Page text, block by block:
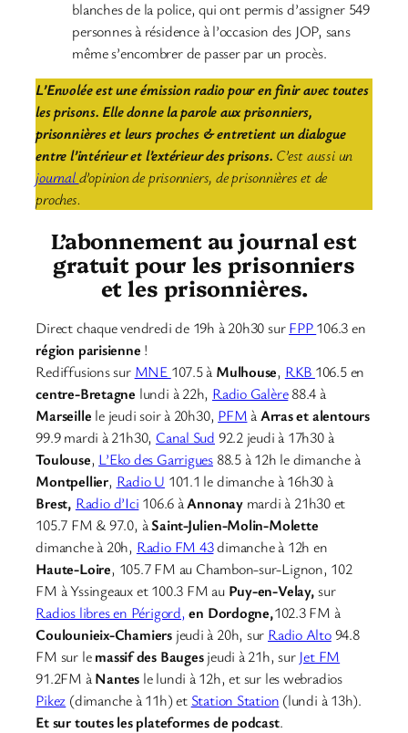
blanches de la police, qui ont permis d’assigner 549
personnes à résidence à l’occasion des JOP, sans
même s’encombrer de passer par un procès.
L’Envolée est une émission radio pour en finir avec toutes
les prisons. Elle donne la parole aux prisonniers,
prisonnières et leurs proches & entretient un dialogue
entre l’intérieur et l’extérieur des prisons. C’est aussi un
journald’opinion de prisonniers, de prisonnières et de
proches.
L’abonnement au journal est
gratuit pour les prisonniers
et les prisonnières.
Direct chaque vendredi de 19h à 20h30 surFPP106.3 en
région parisienne !
Rediffusions sur MNE 107.5 à Mulhouse, RKB 106.5 en
centre-Bretagne lundi à 22h, Radio Galère88.4 à
Marseille le jeudi soir à 20h30, PFMàArras et alentours
99.9 mardi à 21h30, Canal Sud 92.2 jeudi à 17h30 à
Toulouse, L’Eko des Garrigues 88.5 à 12h le dimanche à
Montpellier, Radio U 101.1 le dimanche à 16h30 à
Brest, Radio d’Ici 106.6 àAnnonay mardi à 21h30 et
105.7 FM & 97.0, àSaint-Julien-Molin-Molette
dimanche à 20h, Radio FM 43dimanche à 12h en
Haute-Loire, 105.7 FM au Chambon-sur-Lignon, 102
FM à Yssingeaux et 100.3 FM au Puy-en-Velay,sur
Radios libres en Périgord, en Dordogne,102.3 FM à
Coulounieix-Chamiers jeudi à 20h, sur Radio Alto94.8
FM sur lemassif des Baugesjeudi à 21h, sur Jet FM
91.2FM àNantes le lundi à 12h, et sur les webradios
Pikez (dimanche à 11h) et Station Station (lundi à 13h).
Et sur toutes les plateformes de podcast.